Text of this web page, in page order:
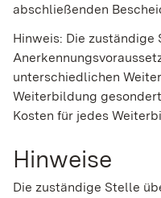
abschließenden
Hinweis: Die zuständige
unterschiedlichen
Weiterbildung
Kosten für jedes
Hinweise
Die zuständige Stelle